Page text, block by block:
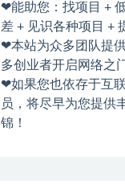
❤能助您：找项目 +
差 + 见识各种项目 +
❤本站为众多团队提
多创业者开启网络之
❤如果您也依存于互
员，将尽早为您提供
锦！